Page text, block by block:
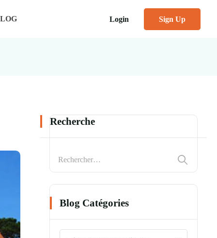
Login Sign Up
Recherche
Blog Catégories